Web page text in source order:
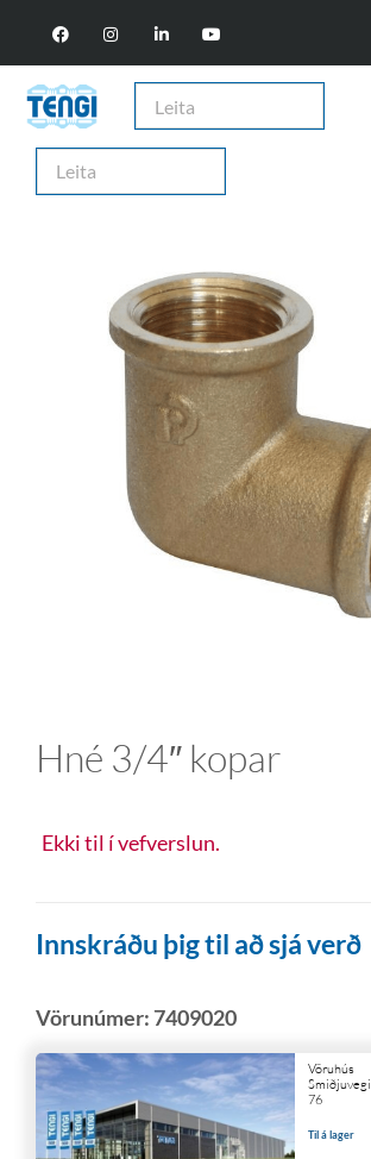
Hné 3/4″ kopar
Ekki til í vefverslun.
Innskráðu þig til að sjá verð
Vörunúmer:7409020
Vöruhús
Smiðjuvegi
76
Til á lager